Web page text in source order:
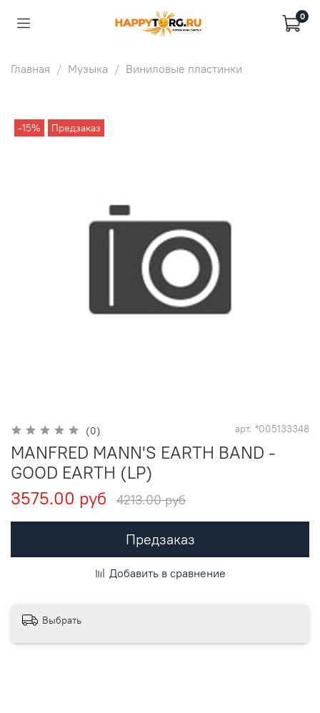
0
Главная Музыка Виниловые пластинки
-15% Предзаказ
(0) арт. *005133348
MANFRED MANN'S EARTH BAND -
GOOD EARTH (LP)
3575.00 руб
4213.00 руб
Предзаказ
Добавить в сравнение
Выбрать